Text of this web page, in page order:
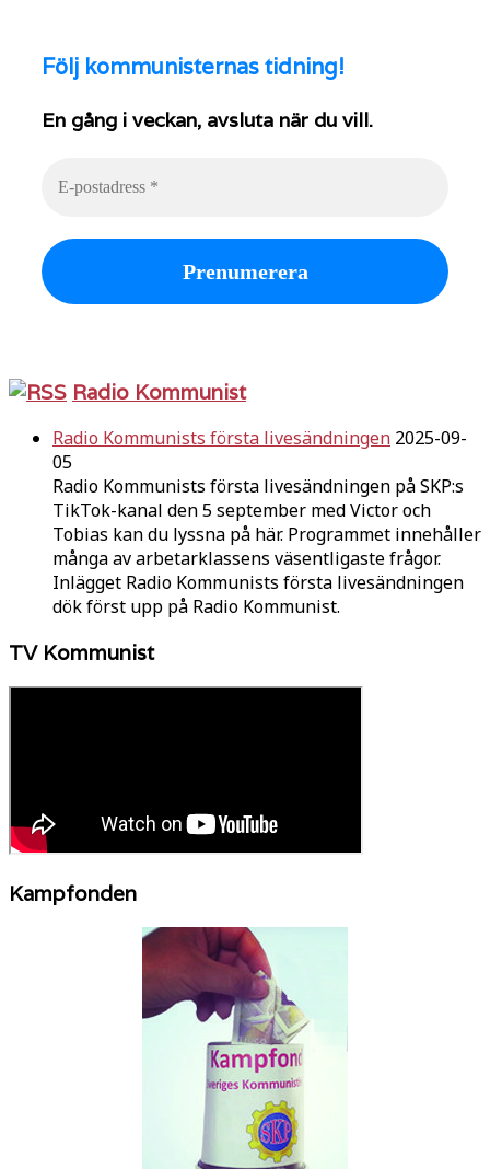
Följ kommunisternas tidning!
En gång i veckan, avsluta när du vill.
Radio Kommunist
Radio Kommunists första livesändningen 2025-09-
05
Radio Kommunists första livesändningen på SKP:s
TikTok-kanal den 5 september med Victor och
Tobias kan du lyssna på här. Programmet innehåller
många av arbetarklassens väsentligaste frågor.
Inlägget Radio Kommunists första livesändningen
dök först upp på Radio Kommunist.
TV Kommunist
Kampfonden